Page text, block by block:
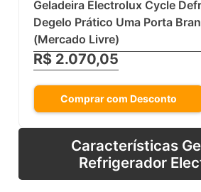
Geladeira Electrolux Cycle
Degelo Prático Uma Porta
(Mercado Livre)
R$ 2.070,05
Comprar com Desconto
Características
Refrigerador